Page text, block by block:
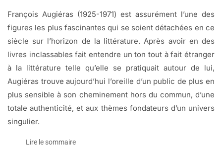
François Augiéras (1925-1971) est assurément l’une des
figures les plus fascinantes qui se soient détachées en ce
siècle sur l’horizon de la littérature. Après avoir en des
livres inclassables fait entendre un ton tout à fait étranger
à la littérature telle qu’elle se pratiquait autour de lui,
Augiéras trouve aujourd’hui l’oreille d’un public de plus en
plus sensible à son cheminement hors du commun, d’une
totale authenticité, et aux thèmes fondateurs d’un univers
singulier.
Lire le sommaire